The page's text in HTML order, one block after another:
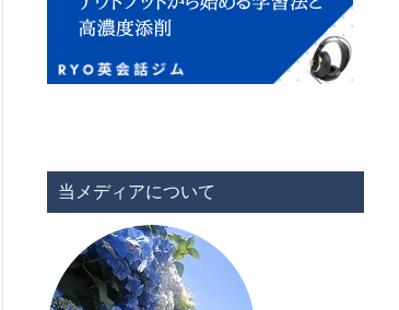
当メディアについて